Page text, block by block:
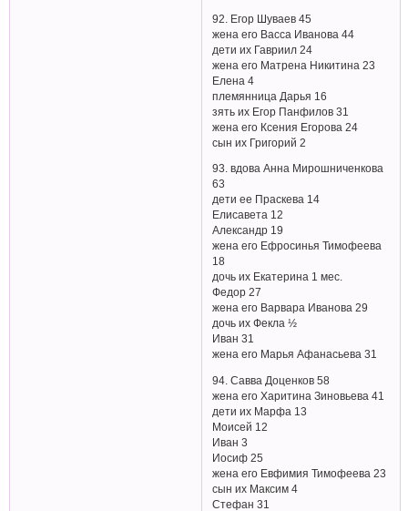
92. Егор Шуваев 45
жена его Васса Иванова 44
дети их Гавриил 24
жена его Матрена Никитина 23
Елена 4
племянница Дарья 16
зять их Егор Панфилов 31
жена его Ксения Егорова 24
сын их Григорий 2
93. вдова Анна Мирошниченкова
63
дети ее Праскева 14
Елисавета 12
Александр 19
жена его Ефросинья Тимофеева
18
дочь их Екатерина 1 мес.
Федор 27
жена его Варвара Иванова 29
дочь их Фекла ½
Иван 31
жена его Марья Афанасьева 31
94. Савва Доценков 58
жена его Харитина Зиновьева 41
дети их Марфа 13
Моисей 12
Иван 3
Иосиф 25
жена его Евфимия Тимофеева 23
сын их Максим 4
Стефан 31